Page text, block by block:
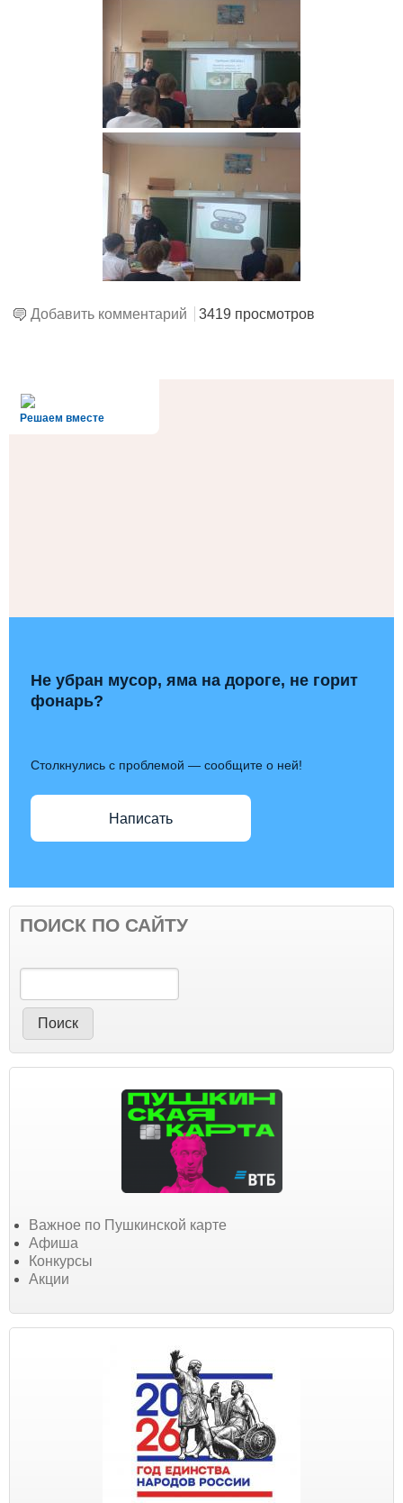
Добавить комментарий 3419 просмотров
Решаем вместе
Не убран мусор, яма на дороге, не горит
фонарь?
Столкнулись с проблемой — сообщите о ней!
Написать
ПОИСК ПО САЙТУ
Поиск
Важное по Пушкинской карте
Афиша
Конкурсы
Акции